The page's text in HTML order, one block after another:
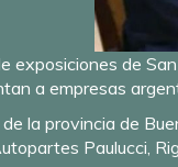
exposiciones de
a empresas
la provincia de
Paulucci,